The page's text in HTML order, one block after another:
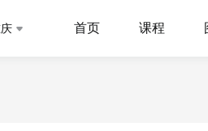
首页 课程